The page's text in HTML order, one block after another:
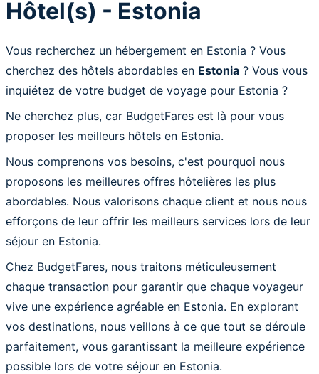
Hôtel(s) - Estonia
Vous recherchez un hébergement en Estonia ? Vous
cherchez des hôtels abordables en Estonia ? Vous vous
inquiétez de votre budget de voyage pour Estonia ?
Ne cherchez plus, car BudgetFares est là pour vous
proposer les meilleurs hôtels en Estonia.
Nous comprenons vos besoins, c'est pourquoi nous
proposons les meilleures offres hôtelières les plus
abordables. Nous valorisons chaque client et nous nous
efforçons de leur offrir les meilleurs services lors de leur
séjour en Estonia.
Chez BudgetFares, nous traitons méticuleusement
chaque transaction pour garantir que chaque voyageur
vive une expérience agréable en Estonia. En explorant
vos destinations, nous veillons à ce que tout se déroule
parfaitement, vous garantissant la meilleure expérience
possible lors de votre séjour en Estonia.